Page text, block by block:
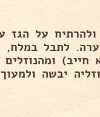
אדמה ולהרתיח על
לתבל
חייב)
יבשה